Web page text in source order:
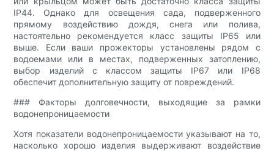
IP44. Однако для освещения сада, подверженного
прямому воздействию дождя, снега или полива,
настоятельно рекомендуется класс защиты IP65 или
выше. Если ваши прожекторы установлены рядом с
водоемами или в местах, подверженных затоплению,
выбор изделий с классом защиты IP67 или IP68
обеспечит дополнительную защиту от повреждений.
### Факторы долговечности, выходящие за рамки
водонепроницаемости
Хотя показатели водонепроницаемости указывают на то,
насколько хорошо изделия выдерживают воздействие